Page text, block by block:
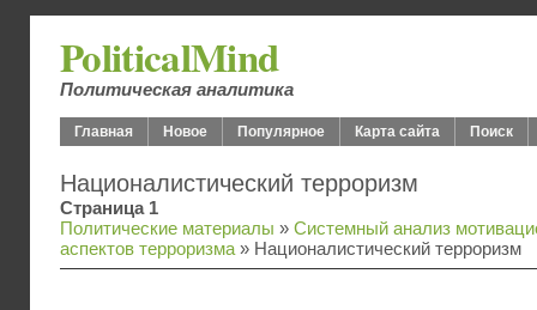
PoliticalMind
Политическая аналитика
Главная Новое Популярное Карта сайта Поиск
Националистический терроризм
Страница 1
Политические материалы » Системный анализ
аспектов терроризма » Националистический терроризм